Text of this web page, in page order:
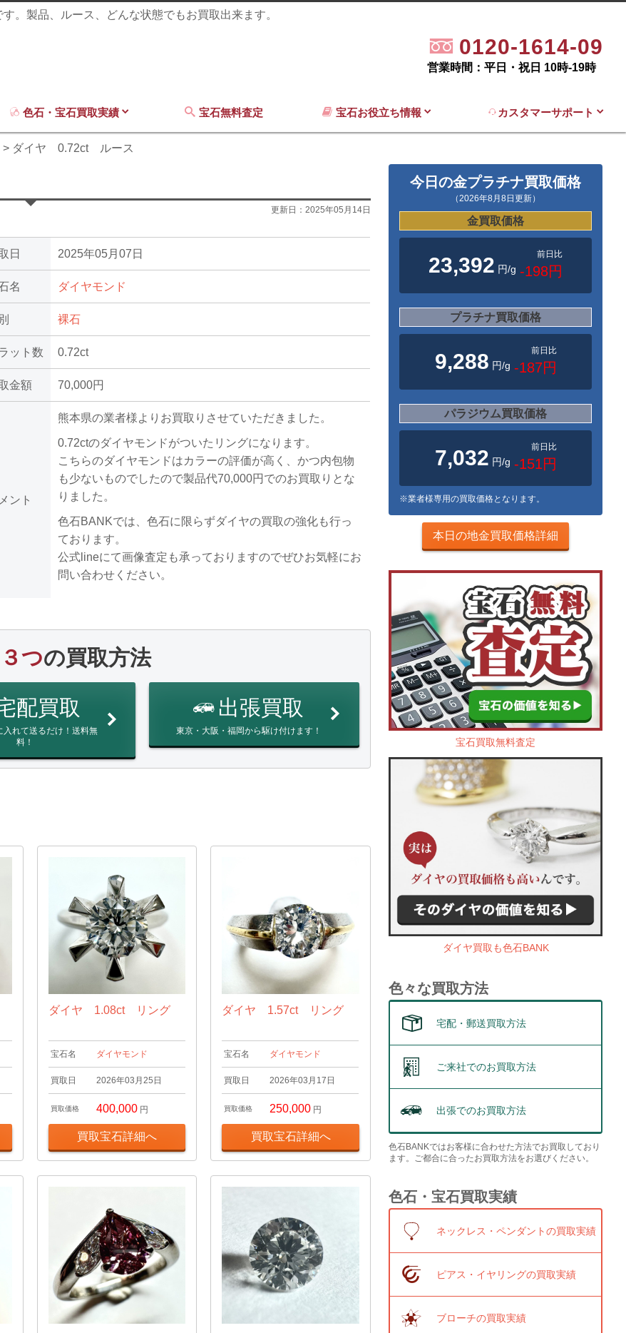
。製品、ルース、どんな状態でもお買取出来ます。
0120-1614-09
営業時間：平日・祝日 10時-19時
色石・宝石買取実績 宝石無料査定 宝石お役立ち情報 カスタマーサポート
ダイヤ 0.72ct ルース
更新日： 2025年05月14日
日 2025年05月07日
名 ダイヤモンド
裸石
ット数 0.72ct
金額 70,000円
ント
熊本県の業者様よりお買取りさせていただきました。
0.72ctのダイヤモンドがついたリングになります。
こちらのダイヤモンドはカラーの評価が高く、かつ内包物
も少ないものでしたので製品代70,000円でのお買取りとな
りました。
色石BANKでは、色石に限らずダイヤの買取の強化も行っ
ております。
公式lineにて画像査定も承っておりますのでぜひお気軽にお
問い合わせください。
３つの買取方法
配買取
入れて送るだけ！送料無
料！
出張買取
東京・大阪・福岡から駆け付けます！
ダイヤ 1.08ct リング
宝石名 ダイヤモンド
買取日 2026年03月25日
買取価格 400,000 円
買取宝石詳細へ
ダイヤ 1.57ct リング
宝石名 ダイヤモンド
買取日 2026年03月17日
買取価格 250,000 円
買取宝石詳細へ
今日の金プラチナ買取価格
（2026年8月8日更新）
金買取価格
23,392 円/g
前日比
-198円
プラチナ買取価格
9,288 円/g
前日比
-187円
パラジウム買取価格
7,032 円/g
前日比
-151円
※業者様専用の買取価格となります。
本日の地金買取価格詳細
宝石買取無料査定
ダイヤ買取も色石BANK
色々な買取方法
宅配・郵送買取方法
ご来社でのお買取方法
出張でのお買取方法
色石BANKではお客様に合わせた方法でお買取しており
ます。ご都合に合ったお買取方法をお選びください。
色石・宝石買取実績
ネックレス・ペンダントの買取実績
ピアス・イヤリングの買取実績
ブローチの買取実績